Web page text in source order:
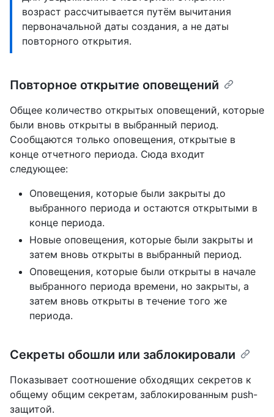
возраст рассчитывается путём вычитания
первоначальной даты создания, а не даты
повторного открытия.
Повторное открытие оповещений
Общее количество открытых оповещений, которые
были вновь открыты в выбранный период.
Сообщаются только оповещения, открытые в
конце отчетного периода. Сюда входит
следующее:
Оповещения, которые были закрыты до
выбранного периода и остаются открытыми в
конце периода.
Новые оповещения, которые были закрыты и
затем вновь открыты в выбранный период.
Оповещения, которые были открыты в начале
выбранного периода времени, но закрыты, а
затем вновь открыты в течение того же
периода.
Секреты обошли или заблокировали
Показывает соотношение обходящих секретов к
общему общим секретам, заблокированным push-
защитой.